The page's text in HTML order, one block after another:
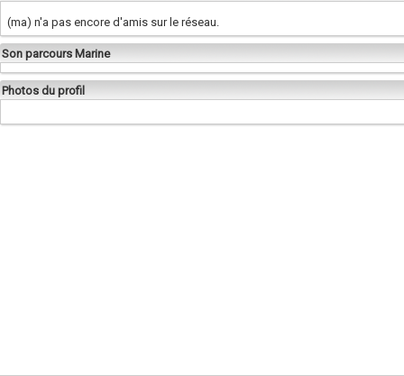
(ma) n'a pas encore d'amis sur le réseau.
Son parcours Marine
Photos du profil